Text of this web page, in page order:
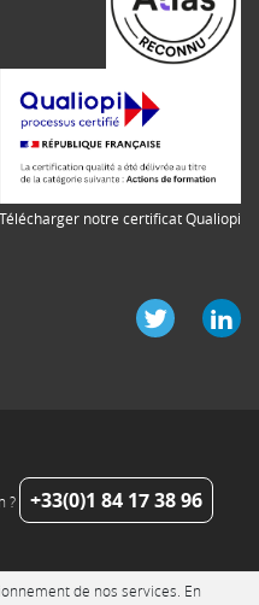
Télécharger notre certificat Qualiopi
? +33(0)1 84 17 38 96
de nos services. En